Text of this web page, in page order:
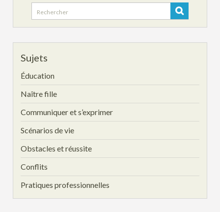
Search
for:
Sujets
Éducation
Naître fille
Communiquer et s’exprimer
Scénarios de vie
Obstacles et réussite
Conflits
Pratiques professionnelles